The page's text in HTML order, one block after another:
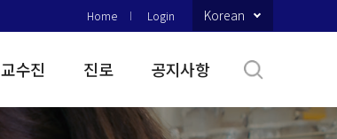
Home Login Korean
교수진 진로 공지사항